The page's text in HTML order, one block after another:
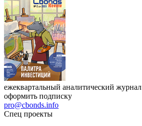
ежеквартальный аналитический журнал
оформить подписку
pro@cbonds.info
Спец проекты